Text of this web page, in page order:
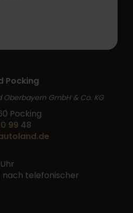
Pocking
GmbH & Co. KG
Pocking
99 48
nach telefonischer